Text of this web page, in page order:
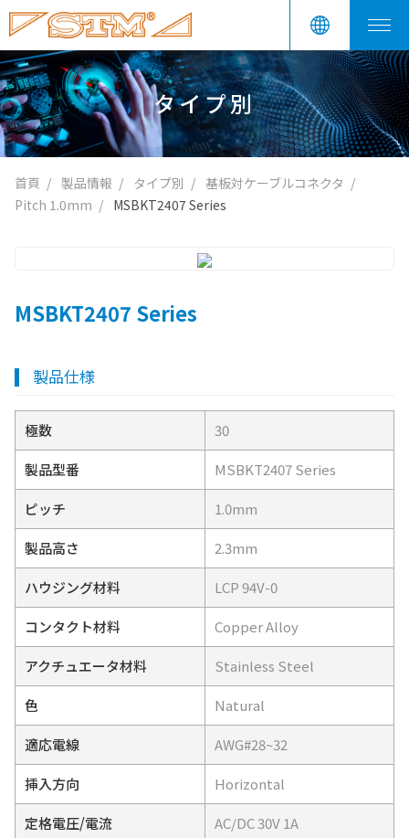
タイプ別
首頁 製品情報 タイプ別
基板対ケーブルコネクタ
Pitch 1.0mm
MSBKT2407 Series
MSBKT2407 Series
製品仕様
極数 30
製品型番 MSBKT2407 Series
ピッチ 1.0mm
製品高さ 2.3mm
ハウジング材料 LCP 94V-0
コンタクト材料 Copper Alloy
アクチュエータ材料 Stainless Steel
色 Natural
適応電線 AWG#28~32
挿入方向 Horizontal
定格電圧/電流 AC/DC 30V 1A